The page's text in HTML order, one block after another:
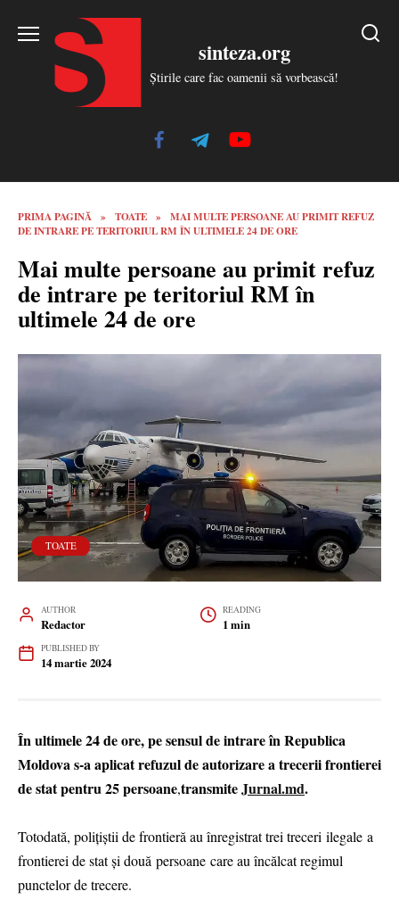
sinteza.org
Știrile care fac oamenii să vorbească!
PRIMA PAGINĂ » TOATE »
MAI MULTE PERSOANE AU PRIMIT REFUZ
DE INTRARE PE TERITORIUL RM ÎN ULTIMELE 24 DE ORE
Mai multe persoane au primit refuz
de intrare pe teritoriul RM în
ultimele 24 de ore
TOATE
AUTHOR
Redactor
READING
1 min
PUBLISHED BY
14 martie 2024
În ultimele 24 de ore, pe sensul de intrare în Republica
Moldova s-a aplicat refuzul de autorizare a trecerii frontierei
de stat pentru 25 persoane,transmiteJurnal.md.
Totodată, polițiștii de frontieră au înregistrat trei treceri ilegale a
frontierei de stat și două persoane care au încălcat regimul
punctelor de trecere.